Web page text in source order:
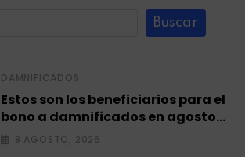
Buscar
DAMNIFICADOS
Estos son los beneficiarios para el
bono a damnificados en agosto
2026.
8 AGOSTO, 2026